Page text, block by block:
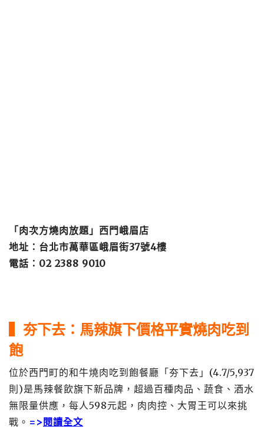
「肉次方燒肉放題」西門峨眉店
地址：台北市萬華區峨眉街37號4樓
電話：02 2388 9010
▍夯下去：馬辣旗下價格平實燒肉吃到
飽
位於西門町的和牛燒肉吃到飽餐廳「夯下去」(4.7/5,937
則)是馬辣餐飲旗下新品牌，超過百種肉品、蔬食、酒水
無限量供應，每人598元起，肉肉控、大胃王可以來挑
戰。 =>閱讀全文